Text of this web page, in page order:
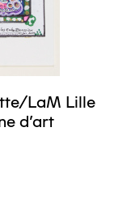
LaM Lille
d’art